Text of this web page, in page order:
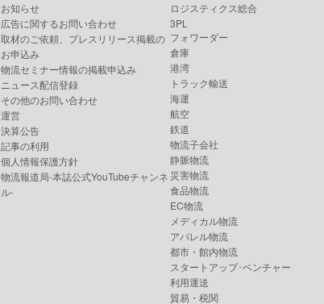
お知らせ
広告に関するお問い合わせ
取材のご依頼、プレスリリース掲載の
お申込み
物流セミナー情報の掲載申込み
ニュース配信登録
その他のお問い合わせ
運営
決算公告
記事の利用
個人情報保護方針
物流報道局-本誌公式YouTubeチャンネ
ル-
ロジスティクス総合
3PL
フォワーダー
倉庫
港湾
トラック輸送
海運
航空
鉄道
物流子会社
静脈物流
災害物流
食品物流
EC物流
メディカル物流
アパレル物流
都市・館内物流
スタートアップ･ベンチャー
利用運送
貿易・税関